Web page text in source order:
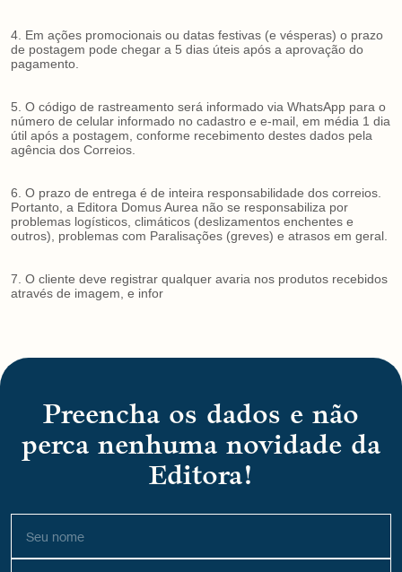
4. Em ações promocionais ou datas festivas (e vésperas) o prazo
de postagem pode chegar a 5 dias úteis após a aprovação do
pagamento.
5. O código de rastreamento será informado via WhatsApp para o
número de celular informado no cadastro e e-mail, em média 1 dia
útil após a postagem, conforme recebimento destes dados pela
agência dos Correios.
6. O prazo de entrega é de inteira responsabilidade dos correios.
Portanto, a Editora Domus Aurea não se responsabiliza por
problemas logísticos, climáticos (deslizamentos enchentes e
outros), problemas com Paralisações (greves) e atrasos em geral.
7. O cliente deve registrar qualquer avaria nos produtos recebidos
através de imagem, e infor
Preencha os dados e não
perca nenhuma novidade da
Editora!